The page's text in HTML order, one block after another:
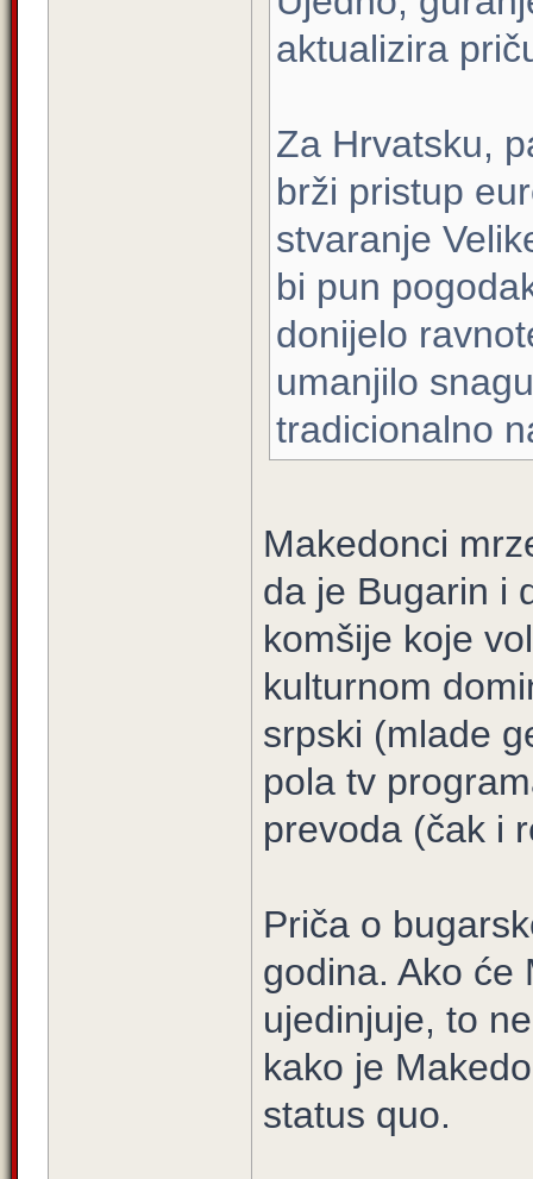
aktualizira
Za Hrvatsku,
brži pristup
stvaranje
bi pun
donijelo
umanjilo
tradicionalno
Makedonci
da je Bugarin i
komšije koje
kulturnom
srpski (mlade
pola tv
prevoda (čak i
Priča o
godina. Ako će
ujedinjuje, to
kako je
status quo.